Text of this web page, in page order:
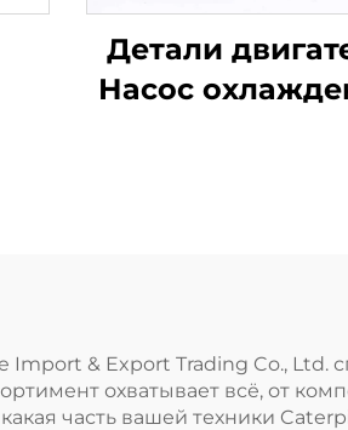
Детали
Насос
& Export Trading Co., Ltd.
охватывает всё, от
часть вашей техники